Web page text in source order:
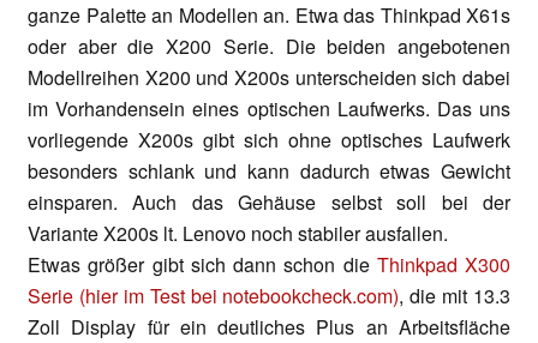
ganze Palette an Modellen an. Etwa das Thinkpad X61s
oder aber die X200 Serie. Die beiden angebotenen
Modellreihen X200 und X200s unterscheiden sich dabei
im Vorhandensein eines optischen Laufwerks. Das uns
vorliegende X200s gibt sich ohne optisches Laufwerk
besonders schlank und kann dadurch etwas Gewicht
einsparen. Auch das Gehäuse selbst soll bei der
Variante X200s lt. Lenovo noch stabiler ausfallen.
Etwas größer gibt sich dann schon die Thinkpad X300
Serie (hier im Test bei notebookcheck.com), die mit 13.3
Zoll Display für ein deutliches Plus an Arbeitsfläche